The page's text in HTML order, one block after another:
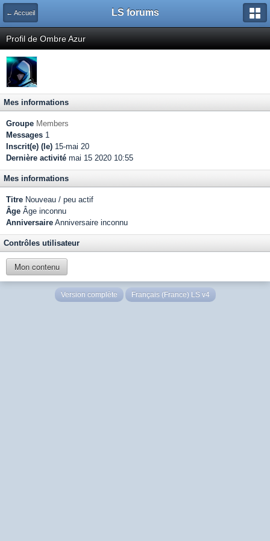
← Accueil LS forums
Profil de Ombre Azur
Mes informations
Groupe Members
Messages 1
Inscrit(e) (le) 15-mai 20
Dernière activité mai 15 2020 10:55
Mes informations
Titre Nouveau / peu actif
Âge Âge inconnu
Anniversaire Anniversaire inconnu
Contrôles utilisateur
Mon contenu
Version complète Français (France) LS v4